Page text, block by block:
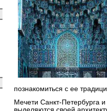
познакомиться с ее
Мечети Санкт-Петербурга